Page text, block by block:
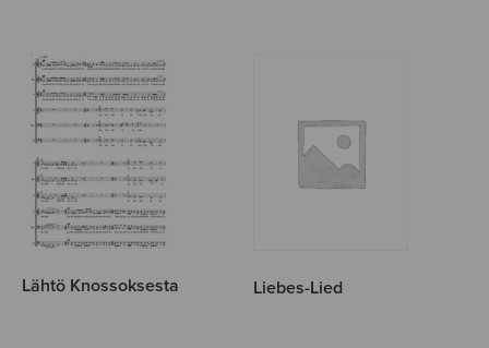
Lähtö Knossoksesta Liebes-Lied